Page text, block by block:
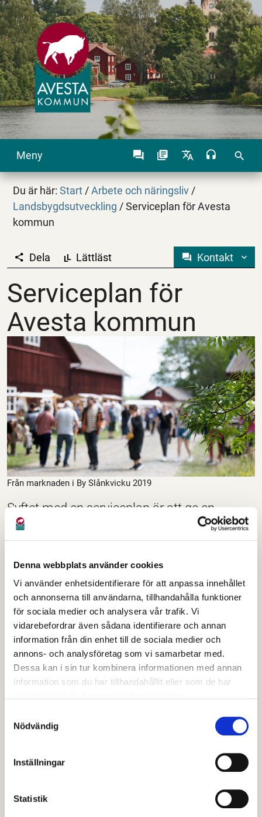
Denna webbplats använder cookies
Vi använder enhetsidentifierare för att anpassa innehållet
och annonserna till användarna, tillhandahålla funktioner
för sociala medier och analysera vår trafik. Vi
vidarebefordrar även sådana identifierare och annan
information från din enhet till de sociala medier och
annons- och analysföretag som vi samarbetar med.
Dessa kan i sin tur kombinera informationen med annan
information som du har tillhandahållit eller som de har
Nödvändig
Inställningar
Statistik
Meny search
Du är här:Start / Arbete och näringsliv /
Landsbygdsutveckling /Serviceplan för Avesta
kommun
Serviceplan för
Dela Kontakt
L
L Lättläst
Serviceplan för
Avesta kommun
Från marknaden i By Slånkvicku 2019
Syftet med en serviceplan är att ge en
helhetsbild av den tillgängliga servicen, både
kommersiell och offentlig, som finns på
landsbygder samt ha en plan för vad som är
rimlig servicenivå och hur den nivån ska
upprätthållas.
En aktuell serviceplan är en förutsättning för att
Region Dalarna ska ta eventuella beslut om
ekonomiskt stöd till lanthandeln, eller initiativ som
syftar till att behålla den servicen som en lanthandel
Serviceplanen är också ett verktyg för olika aktörer
komplement till kommunens översiktsplanearbete.